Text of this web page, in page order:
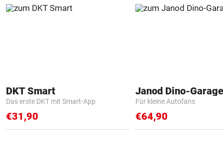
DKT Smart
Das erste DKT mit Smart-App
€31,90
Janod Dino-Garage
Für kleine Autofans
€64,90